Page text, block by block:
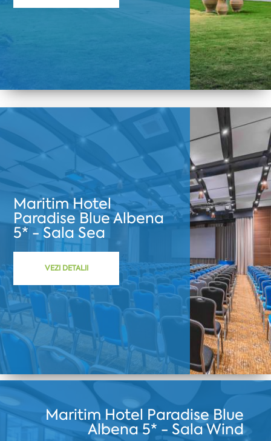
Maritim Hotel
Paradise Blue Albena
5* - Sala Sea
VEZI DETALII
Maritim Hotel Paradise Blue
Albena 5* - Sala Wind